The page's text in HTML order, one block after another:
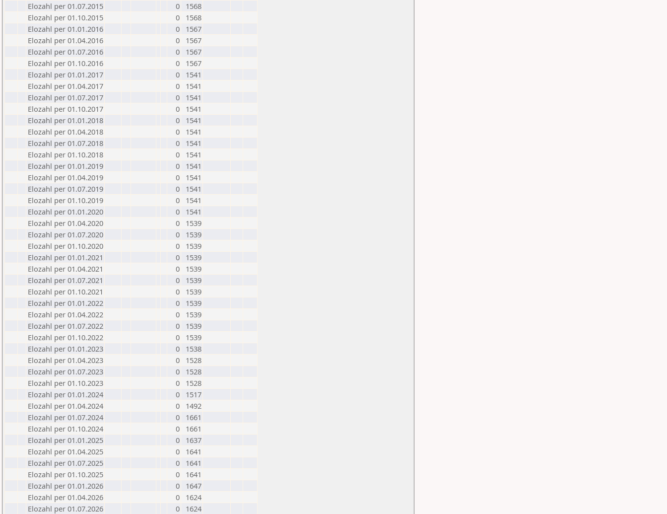
Elozahl per 01.07.2015
0
1568
Elozahl per 01.10.2015
0
1568
Elozahl per 01.01.2016
0
1567
Elozahl per 01.04.2016
0
1567
Elozahl per 01.07.2016
0
1567
Elozahl per 01.10.2016
0
1567
Elozahl per 01.01.2017
0
1541
Elozahl per 01.04.2017
0
1541
Elozahl per 01.07.2017
0
1541
Elozahl per 01.10.2017
0
1541
Elozahl per 01.01.2018
0
1541
Elozahl per 01.04.2018
0
1541
Elozahl per 01.07.2018
0
1541
Elozahl per 01.10.2018
0
1541
Elozahl per 01.01.2019
0
1541
Elozahl per 01.04.2019
0
1541
Elozahl per 01.07.2019
0
1541
Elozahl per 01.10.2019
0
1541
Elozahl per 01.01.2020
0
1541
Elozahl per 01.04.2020
0
1539
Elozahl per 01.07.2020
0
1539
Elozahl per 01.10.2020
0
1539
Elozahl per 01.01.2021
0
1539
Elozahl per 01.04.2021
0
1539
Elozahl per 01.07.2021
0
1539
Elozahl per 01.10.2021
0
1539
Elozahl per 01.01.2022
0
1539
Elozahl per 01.04.2022
0
1539
Elozahl per 01.07.2022
0
1539
Elozahl per 01.10.2022
0
1539
Elozahl per 01.01.2023
0
1538
Elozahl per 01.04.2023
0
1528
Elozahl per 01.07.2023
0
1528
Elozahl per 01.10.2023
0
1528
Elozahl per 01.01.2024
0
1517
Elozahl per 01.04.2024
0
1492
Elozahl per 01.07.2024
0
1661
Elozahl per 01.10.2024
0
1661
Elozahl per 01.01.2025
0
1637
Elozahl per 01.04.2025
0
1641
Elozahl per 01.07.2025
0
1641
Elozahl per 01.10.2025
0
1641
Elozahl per 01.01.2026
0
1647
Elozahl per 01.04.2026
0
1624
Elozahl per 01.07.2026
0 1624